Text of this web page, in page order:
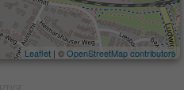
Leaflet | ©OpenStreetMap contributors